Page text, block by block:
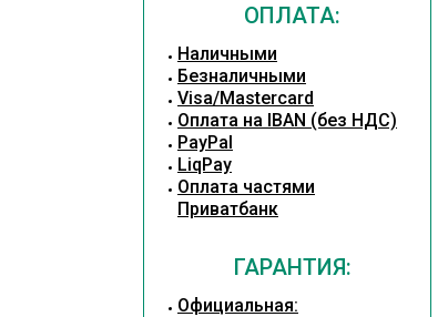
ОПЛАТА:
Наличными
Безналичными
Visa/Mastercard
Оплата на IBAN (без НДС)
PayPal
LiqPay
Оплата частями
Приватбанк
ГАРАНТИЯ:
Официальная: